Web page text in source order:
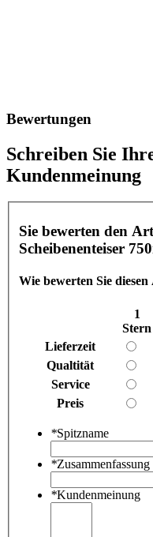
Bewertungen
Schreiben Sie
Kundenmeinung
Sie bewerten den
Scheibenenteiser
Wie bewerten Sie
1
Stern
Lieferzeit
Qualtität
Service
Preis
*Spitzname
*
*Kundenmeinung